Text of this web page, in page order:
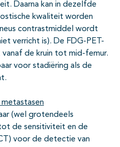
Daarna kan in dezelfde
kwaliteit worden
contrastmiddel wordt
verricht is). De FDG-PET-
de kruin tot mid-femur.
voor stadiëring als de
(wel grotendeels
de sensitiviteit en de
voor de detectie van